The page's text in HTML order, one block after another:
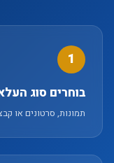
1
בוחרים סוג
תמונות, סרטונים או